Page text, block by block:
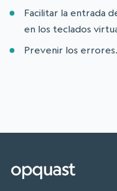
Facilitar la entrada
en los teclados
Prevenir los errores.